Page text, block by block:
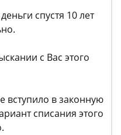
спустя 10 лет
с Вас этого
вступило в законную
списания этого